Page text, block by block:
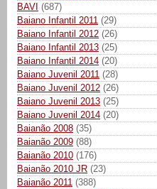
BAVI (687)
Baiano Infantil 2011 (29)
Baiano Infantil 2012 (26)
Baiano Infantil 2013 (25)
Baiano Infantil 2014 (20)
Baiano Juvenil 2011 (28)
Baiano Juvenil 2012 (26)
Baiano Juvenil 2013 (25)
Baiano Juvenil 2014 (20)
Baianão 2008 (35)
Baianão 2009 (88)
Baianão 2010 (176)
Baianão 2010 JR (23)
Baianão 2011 (388)